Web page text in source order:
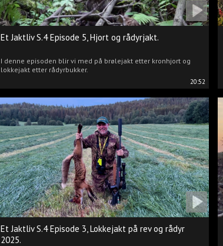
20:52
Et Jaktliv S.4 Episode 5, Hjort og rådyrjakt.
I denne episoden blir vi med på brølejakt etter kronhjort og
lokkejakt etter rådyrbukker.
Et Jaktliv S.4 Episode 3, Lokkejakt på rev og rådyr
2025.